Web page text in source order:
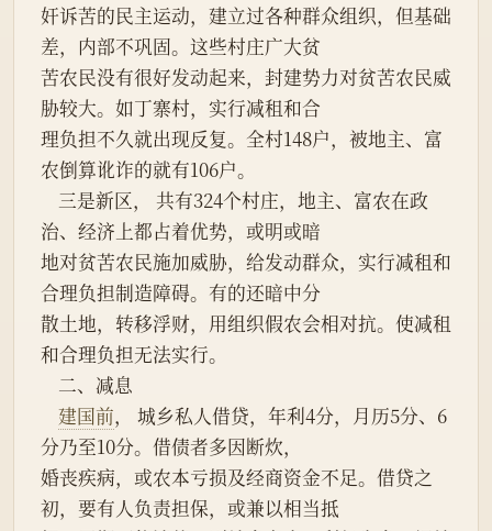
奸诉苦的民主运动，建立过各种群众组织，但基础
差，内部不巩固。这些村庄广大贫
苦农民没有很好发动起来，封建势力对贫苦农民威
胁较大。如丁寨村，实行减租和合
理负担不久就出现反复。全村148户，被地主、富
农倒算讹诈的就有106户。
治、经济上都占着优势，或明或暗
地对贫苦农民施加威胁，给发动群众，实行减租和
合理负担制造障碍。有的还暗中分
散土地，转移浮财，用组织假农会相对抗。使减租
和合理负担无法实行。
    二、减息
建国前， 城乡私人借贷，年利4分，月历5分、6
分乃至10分。借债者多因断炊，
婚丧疾病，或农本亏损及经商资金不足。借贷之
初，要有人负责担保，或兼以相当抵